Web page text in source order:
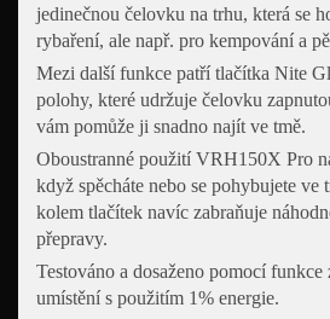
jedinečnou čelovku na trhu, která se
rybaření, ale např. pro kempování a
Mezi další funkce patří tlačítka Nite
polohy, které udržuje čelovku
vám pomůže ji snadno najít ve tmě.
Oboustranné použití VRH150X Pro
když spěcháte nebo se pohybujete ve
kolem tlačítek navíc zabraňuje
přepravy.
Testováno a dosaženo pomocí funkce
umístění s použitím 1% energie.